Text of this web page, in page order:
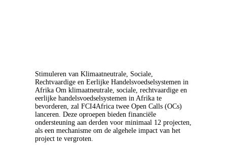
Stimuleren van Klimaatneutrale, Sociale,
Rechtvaardige en Eerlijke Handelsvoedselsystemen in
Afrika Om klimaatneutrale, sociale, rechtvaardige en
eerlijke handelsvoedselsystemen in Afrika te
bevorderen, zal FCI4Africa twee Open Calls (OCs)
lanceren. Deze oproepen bieden financiële
ondersteuning aan derden voor minimaal 12 projecten,
als een mechanisme om de algehele impact van het
project te vergroten.